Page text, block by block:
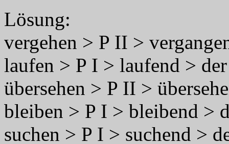
Lösung:
vergehen > P II >
laufen > P I > laufend >
übersehen > P II >
bleiben > P I > bleibend >
suchen > P I > suchend >